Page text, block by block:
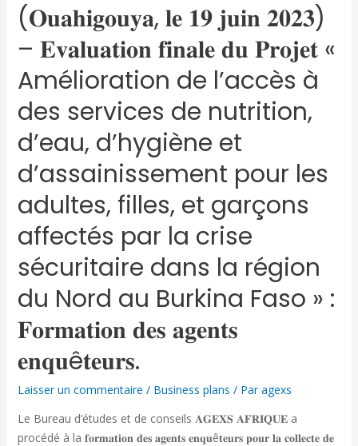
(𝐎𝐮𝐚𝐡𝐢𝐠𝐨𝐮𝐲𝐚, 𝐥𝐞 𝟏𝟗 𝐣𝐮𝐢𝐧 𝟐𝟎𝟐𝟑)
– 𝐄𝐯𝐚𝐥𝐮𝐚𝐭𝐢𝐨𝐧 𝐟𝐢𝐧𝐚𝐥𝐞 𝐝𝐮 𝐏𝐫𝐨𝐣𝐞𝐭 «
Amélioration de l’accès à
des services de nutrition,
d’eau, d’hygiène et
d’assainissement pour les
adultes, filles, et garçons
affectés par la crise
sécuritaire dans la région
du Nord au Burkina Faso » :
𝐅𝐨𝐫𝐦𝐚𝐭𝐢𝐨𝐧 𝐝𝐞𝐬 𝐚𝐠𝐞𝐧𝐭𝐬
𝐞𝐧𝐪𝐮ê𝐭𝐞𝐮𝐫𝐬.
Laisser un commentaire / Business plans / Paragexs
Le Bureau d’études et de conseils 𝐀𝐆𝐄𝐗𝐒 𝐀𝐅𝐑𝐈𝐐𝐔𝐄 a
procédé à la 𝐟𝐨𝐫𝐦𝐚𝐭𝐢𝐨𝐧 𝐝𝐞𝐬 𝐚𝐠𝐞𝐧𝐭𝐬 𝐞𝐧𝐪𝐮ê𝐭𝐞𝐮𝐫𝐬 𝐩𝐨𝐮𝐫 𝐥𝐚 𝐜𝐨𝐥𝐥𝐞𝐜𝐭𝐞 𝐝𝐞